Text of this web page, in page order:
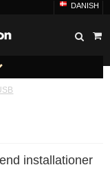
DANISH
installationer